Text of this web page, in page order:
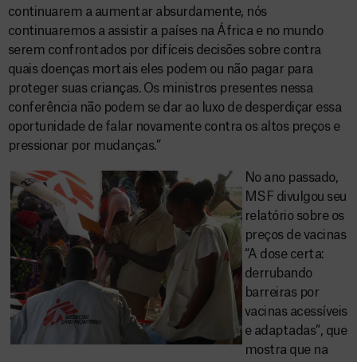
continuarem a aumentar absurdamente, nós
continuaremos a assistir a países na África e no mundo
serem confrontados por difíceis decisões sobre contra
quais doenças mortais eles podem ou não pagar para
proteger suas crianças. Os ministros presentes nessa
conferência não podem se dar ao luxo de desperdiçar essa
oportunidade de falar novamente contra os altos preços e
pressionar por mudanças.”
No ano passado,
MSF divulgou seu
relatório sobre os
preços de vacinas
“A dose certa:
derrubando
barreiras por
vacinas acessíveis
e adaptadas”, que
mostra que na